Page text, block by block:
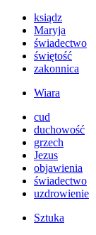
ksiądz
Maryja
świadectwo
świętość
zakonnica
Wiara
cud
duchowość
grzech
Jezus
objawienia
świadectwo
uzdrowienie
Sztuka